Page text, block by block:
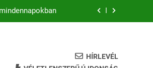
lábakért
HÍRLEVÉL